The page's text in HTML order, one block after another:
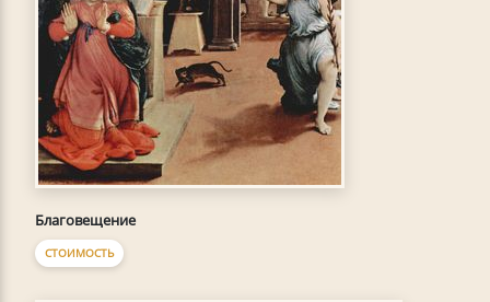
Благовещение
СТОИМОСТЬ